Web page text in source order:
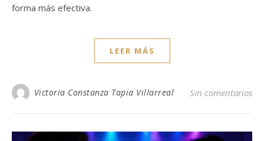
forma más efectiva.
LEER MÁS
Victoria Constanza Tapia Villarreal Sin comentarios